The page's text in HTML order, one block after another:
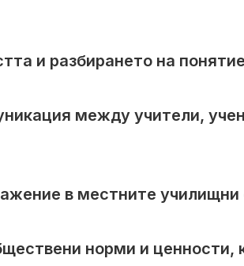
и разбирането на
между учители,
в местните
норми и ценности,